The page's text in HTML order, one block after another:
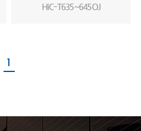
HiC-T635~645OJ
1